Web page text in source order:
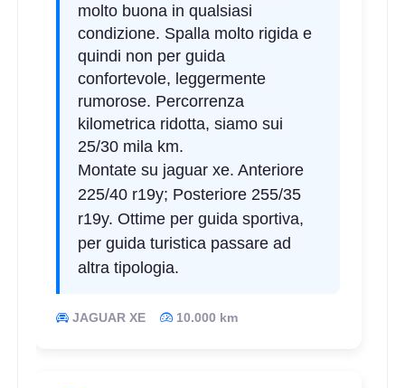
molto buona in qualsiasi
condizione. Spalla molto rigida e
quindi non per guida
confortevole, leggermente
rumorose. Percorrenza
kilometrica ridotta, siamo sui
25/30 mila km.
Montate su jaguar xe. Anteriore
225/40 r19y; Posteriore 255/35
r19y. Ottime per guida sportiva,
per guida turistica passare ad
altra tipologia.
JAGUAR XE 10.000 km